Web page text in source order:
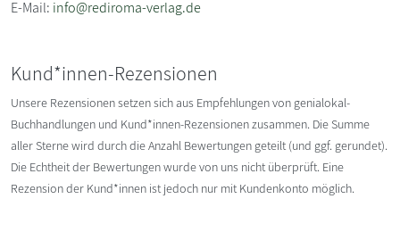
E-Mail: info@rediroma-verlag.de
Kund*innen-Rezensionen
Unsere Rezensionen setzen sich aus Empfehlungen von genialokal-
Buchhandlungen und Kund*innen-Rezensionen zusammen. Die Summe
aller Sterne wird durch die Anzahl Bewertungen geteilt (und ggf. gerundet).
Die Echtheit der Bewertungen wurde von uns nicht überprüft. Eine
Rezension der Kund*innen ist jedoch nur mit Kundenkonto möglich.